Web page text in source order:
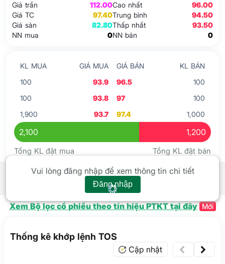
Giá trần
112.00
Giá TC
97.40
Giá sàn
82.80
NN mua
0
Cao nhất
96.00
Trung bình
94.50
Thấp nhất
93.50
NN bán
0
KL MUA GIÁ MUA GIÁ BÁN
KL BÁN
100
93.9 96.5
100
100
93.8 97
100
1,900
93.7 97.4 1,000
2,100 1,200
Tổng KL đặt mua Tổng KL đặt bán
Tín hiệu kỹ thuật Xem tất cả
Vui lòng đăng nhập để xem thông tin chi tiết
Đăng nhập
Xem Bộ lọc cổ phiếu theo tín hiệu PTKT tại đây Mới
Thống kê khớp lệnh TOS
Cập nhật